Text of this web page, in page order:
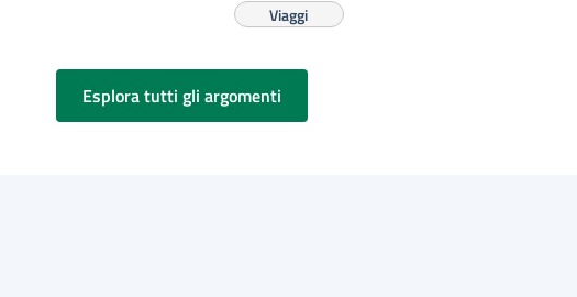
Viaggi
Esplora tutti gli argomenti